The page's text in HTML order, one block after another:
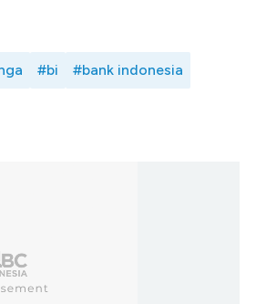
#bi #bank indonesia